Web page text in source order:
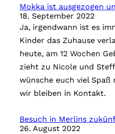
e
g
o
r
i
e
n
Mokka ist ausgezogen
18. September 2022
Ja, irgendwann ist es
Kinder das Zuhause
heute, am 12 Wochen
zieht zu Nicole und
wünsche euch viel
wir bleiben in Kontakt.
Besuch in Merlins
26. August 2022